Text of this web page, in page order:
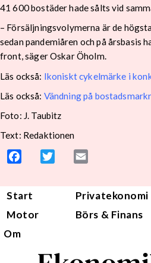
41 600 bostäder hade sålts vid
– Försäljningsvolymerna är de
sedan pandemiåren och på årsbasis
front, säger Oskar Öholm.
Läs också: Ikoniskt cykelmärke i
Läs också: Vändning på
Foto: J. Taubitz
Text: Redaktionen
Facebook Twitter
Start Privatekonomi
Motor
Börs & Finans
Om